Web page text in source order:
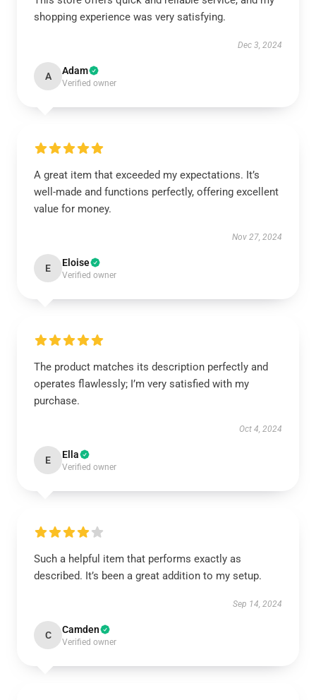
shopping experience was very satisfying.
Dec 3, 2024
A Adam
Verified owner
A great item that exceeded my expectations. It’s
well-made and functions perfectly, offering excellent
value for money.
Nov 27, 2024
E Eloise
Verified owner
The product matches its description perfectly and
operates flawlessly; I’m very satisfied with my
purchase.
Oct 4, 2024
E Ella
Verified owner
Such a helpful item that performs exactly as
described. It’s been a great addition to my setup.
Sep 14, 2024
C Camden
Verified owner